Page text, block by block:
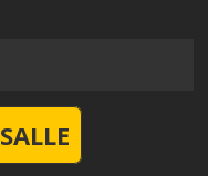
SALLE